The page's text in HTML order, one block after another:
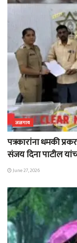
जळगाव
पत्रकारांना धमकी
संजय दिना पाटील
June 27, 2026